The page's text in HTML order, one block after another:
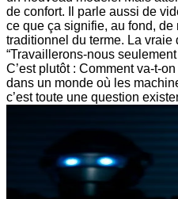
de confort. Il parle aussi de
ce que ça signifie, au fond, de
traditionnel du terme. La vraie
“Travaillerons-nous
C’est plutôt : Comment va-t-
dans un monde où les
c’est toute une question